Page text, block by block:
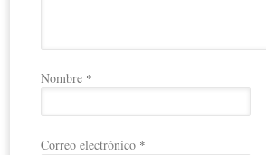
Nombre *
Correo electrónico *